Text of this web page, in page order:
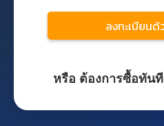
หรือ ต้องการซื้อทันที